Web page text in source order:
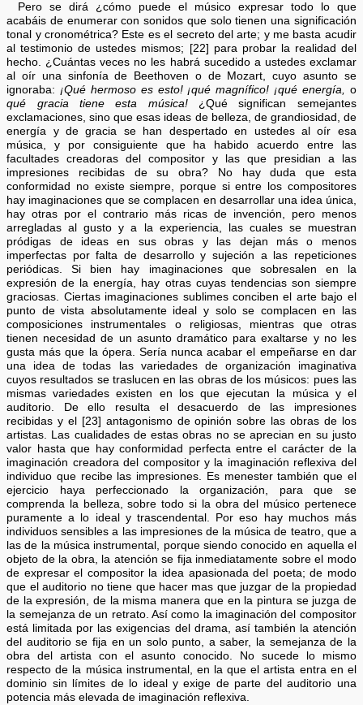
Pero se dirá ¿cómo puede el músico expresar todo lo que
acabáis de enumerar con sonidos que solo tienen una significación
tonal y cronométrica? Este es el secreto del arte; y me basta acudir
al testimonio de ustedes mismos; [22] para probar la realidad del
hecho. ¿Cuántas veces no les habrá sucedido a ustedes exclamar
al oír una sinfonía de Beethoven o de Mozart, cuyo asunto se
ignoraba: ¡Qué hermoso es esto! ¡qué magnífico! ¡qué energía, o
qué gracia tiene esta música!¿Qué significan semejantes
exclamaciones, sino que esas ideas de belleza, de grandiosidad, de
energía y de gracia se han despertado en ustedes al oír esa
música, y por consiguiente que ha habido acuerdo entre las
facultades creadoras del compositor y las que presidian a las
impresiones recibidas de su obra? No hay duda que esta
conformidad no existe siempre, porque si entre los compositores
hay imaginaciones que se complacen en desarrollar una idea única,
hay otras por el contrario más ricas de invención, pero menos
arregladas al gusto y a la experiencia, las cuales se muestran
pródigas de ideas en sus obras y las dejan más o menos
imperfectas por falta de desarrollo y sujeción a las repeticiones
periódicas. Si bien hay imaginaciones que sobresalen en la
expresión de la energía, hay otras cuyas tendencias son siempre
graciosas. Ciertas imaginaciones sublimes conciben el arte bajo el
punto de vista absolutamente ideal y solo se complacen en las
composiciones instrumentales o religiosas, mientras que otras
tienen necesidad de un asunto dramático para exaltarse y no les
gusta más que la ópera. Sería nunca acabar el empeñarse en dar
una idea de todas las variedades de organización imaginativa
cuyos resultados se traslucen en las obras de los músicos: pues las
mismas variedades existen en los que ejecutan la música y el
auditorio. De ello resulta el desacuerdo de las impresiones
recibidas y el [23] antagonismo de opinión sobre las obras de los
artistas. Las cualidades de estas obras no se aprecian en su justo
valor hasta que hay conformidad perfecta entre el carácter de la
imaginación creadora del compositor y la imaginación reflexiva del
individuo que recibe las impresiones. Es menester también que el
ejercicio haya perfeccionado la organización, para que se
comprenda la belleza, sobre todo si la obra del músico pertenece
puramente a lo ideal y trascendental. Por eso hay muchos más
individuos sensibles a las impresiones de la música de teatro, que a
las de la música instrumental, porque siendo conocido en aquella el
objeto de la obra, la atención se fija inmediatamente sobre el modo
de expresar el compositor la idea apasionada del poeta; de modo
que el auditorio no tiene que hacer mas que juzgar de la propiedad
de la expresión, de la misma manera que en la pintura se juzga de
la semejanza de un retrato. Así como la imaginación del compositor
está limitada por las exigencias del drama, así también la atención
del auditorio se fija en un solo punto, a saber, la semejanza de la
obra del artista con el asunto conocido. No sucede lo mismo
respecto de la música instrumental, en la que el artista entra en el
dominio sin límites de lo ideal y exige de parte del auditorio una
potencia más elevada de imaginación reflexiva.